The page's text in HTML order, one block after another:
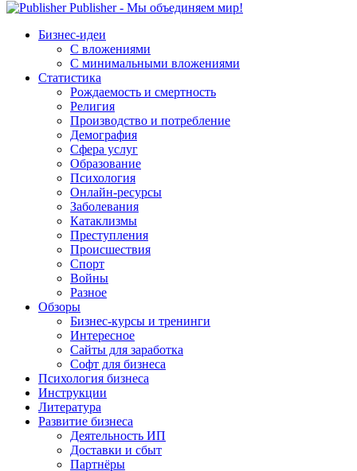
Publisher - Мы объединяем мир!
Бизнес-идеи
С вложениями
С минимальными вложениями
Статистика
Рождаемость и смертность
Религия
Производство и потребление
Демография
Сфера услуг
Образование
Психология
Онлайн-ресурсы
Заболевания
Катаклизмы
Преступления
Происшествия
Спорт
Войны
Разное
Обзоры
Бизнес-курсы и тренинги
Интересное
Сайты для заработка
Софт для бизнеса
Психология бизнеса
Инструкции
Литература
Развитие бизнеса
Деятельность ИП
Доставки и сбыт
Партнёры